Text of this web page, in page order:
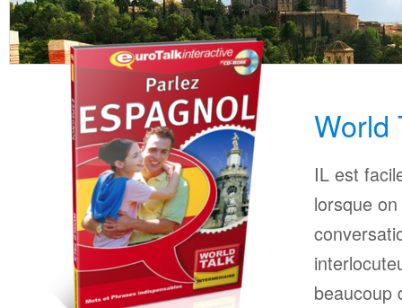
World
IL est
lorsque
beaucoup